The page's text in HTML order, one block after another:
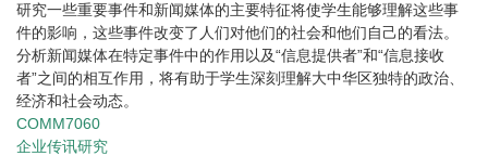
研究一些重要事件和新闻媒体的主要特征将使学生能够理解这些事
件的影响，这些事件改变了人们对他们的社会和他们自己的看法。
分析新闻媒体在特定事件中的作用以及“信息提供者”和“信息接收
者”之间的相互作用，将有助于学生深刻理解大中华区独特的政治、
经济和社会动态。
COMM7060
企业传讯研究